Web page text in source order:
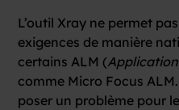
L’outil Xray ne permet
exigences de manière
certains ALM (
comme Micro Focus
poser un problème pour